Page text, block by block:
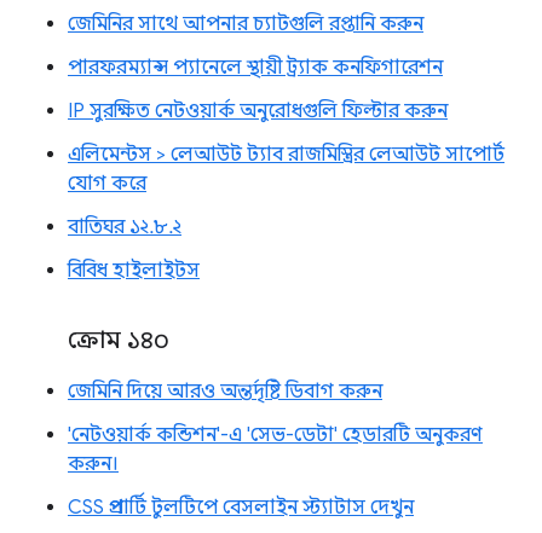
জেমিনির সাথে আপনার চ্যাটগুলি রপ্তানি করুন
পারফরম্যান্স প্যানেলে স্থায়ী ট্র্যাক কনফিগারেশন
IP সুরক্ষিত নেটওয়ার্ক অনুরোধগুলি ফিল্টার করুন
এলিমেন্টস > লেআউট ট্যাব রাজমিস্ত্রির লেআউট সাপোর্ট
যোগ করে
বাতিঘর ১২.৮.২
বিবিধ হাইলাইটস
ক্রোম ১৪০
জেমিনি দিয়ে আরও অন্তর্দৃষ্টি ডিবাগ করুন
'নেটওয়ার্ক কন্ডিশন'-এ 'সেভ-ডেটা' হেডারটি অনুকরণ
করুন।
CSS প্রপার্টি টুলটিপে বেসলাইন স্ট্যাটাস দেখুন